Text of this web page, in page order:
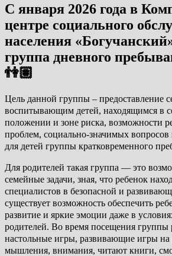
С января 2026 года в
центре социального
населения
группа дневного
👫🏽
Цель данной группы – предоставление
воспитывающим детей, находящимся в
положении и зоне риска, возможности
проблем, социально-значимых вопросов
для детей группы кратковременного
Для родителей такая группа — это
семейные задачи, зная, что ребенок
специалистов в безопасной и
существует возможность обеспечить
развитие и яркие эмоции даже в
родителей. Во время посещения группы
настольные игры, развивающие игры на
мышления, внимания, читают книги,